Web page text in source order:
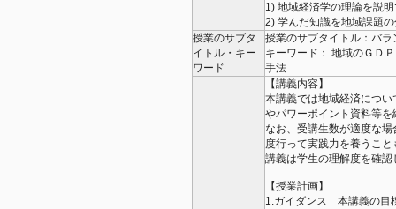
1) 地域経済学の理論を説
2) 学んだ知識を地域課題
授業のサブタ
イトル・キー
ワード
授業のサブタイトル：バ
キーワード： 地域のＧＤ
手法
【講義内容】
本講義では地域経済につ
やパワーポイント資料等
なお、受講生数が適度な
度行って実践力を養うこと
講義は学生の理解度を確
【授業計画】
1.ガイダンス 本講義の目